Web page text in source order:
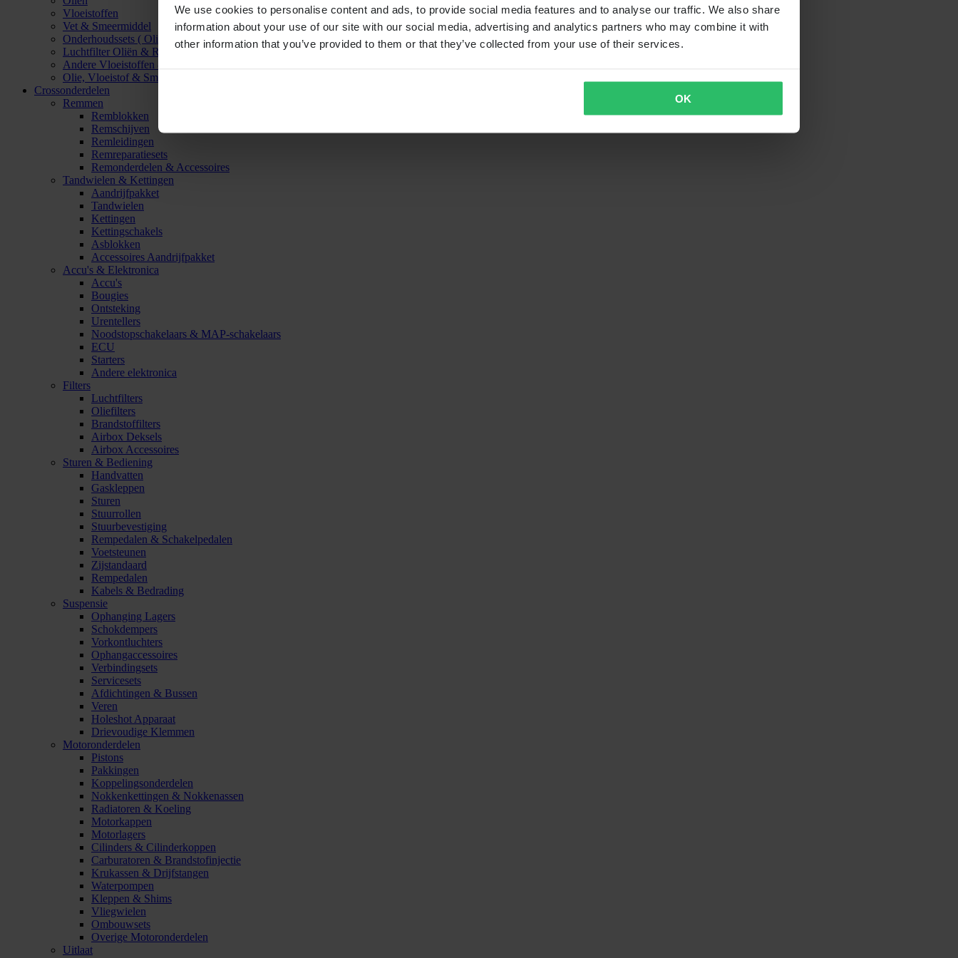
We use cookies to personalise content and ads, to provide social media features and to analyse our traffic. We also share
information about your use of our site with our social media, advertising and analytics partners who may combine it with
other information that you’ve provided to them or that they’ve collected from your use of their services.
OK
Vloeistoffen
Vet & Smeermiddel
Onderhoudssets ( Olie & Filter)
Luchtfilter Oliën & Reinigers
Andere Vloeistoffen & Smeermiddelen
Olie, Vloeistof & Smeermiddel Accessoires
Crossonderdelen
Remmen
Remblokken
Remschijven
Remleidingen
Remreparatiesets
Remonderdelen & Accessoires
Tandwielen & Kettingen
Aandrijfpakket
Tandwielen
Kettingen
Kettingschakels
Asblokken
Accessoires Aandrijfpakket
Accu's & Elektronica
Accu's
Bougies
Ontsteking
Urentellers
Noodstopschakelaars & MAP-schakelaars
ECU
Starters
Andere elektronica
Filters
Luchtfilters
Oliefilters
Brandstoffilters
Airbox Deksels
Airbox Accessoires
Sturen & Bediening
Handvatten
Gaskleppen
Sturen
Stuurrollen
Stuurbevestiging
Rempedalen & Schakelpedalen
Voetsteunen
Zijstandaard
Rempedalen
Kabels & Bedrading
Suspensie
Ophanging Lagers
Schokdempers
Vorkontluchters
Ophangaccessoires
Verbindingsets
Servicesets
Afdichtingen & Bussen
Veren
Holeshot Apparaat
Drievoudige Klemmen
Motoronderdelen
Pistons
Pakkingen
Koppelingsonderdelen
Nokkenkettingen & Nokkenassen
Radiatoren & Koeling
Motorkappen
Motorlagers
Cilinders & Cilinderkoppen
Carburatoren & Brandstofinjectie
Krukassen & Drijfstangen
Waterpompen
Kleppen & Shims
Vliegwielen
Ombouwsets
Overige Motoronderdelen
Uitlaat